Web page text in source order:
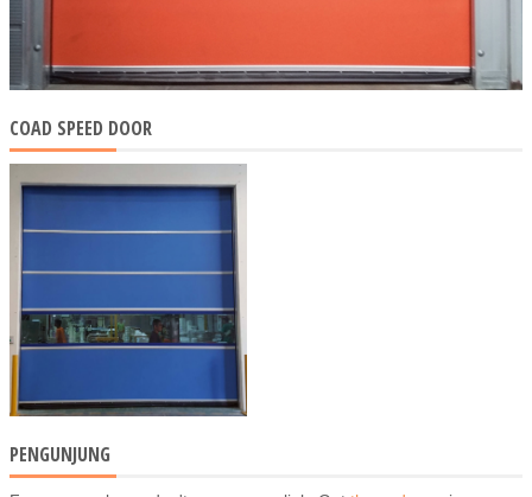
COAD SPEED DOOR
PENGUNJUNG